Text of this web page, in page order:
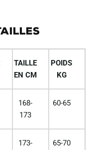
TAILLE
EN CM
POIDS
KG
168-
173
60-65
173-
65-70